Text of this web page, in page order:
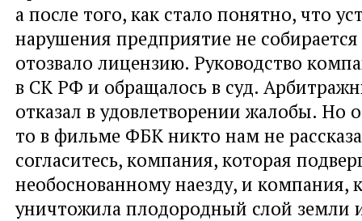
а после того, как стало понятно, что
нарушения предприятие не
отозвало лицензию. Руководство
в СК РФ и обращалось в суд.
отказал в удовлетворении жалобы. Но
то в фильме ФБК никто нам не
согласитесь, компания, которая
необоснованному наезду, и компания,
уничтожила плодородный слой земли